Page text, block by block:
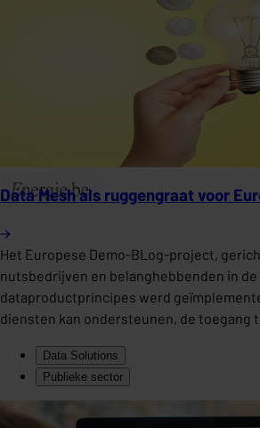
Data Mesh als ruggengraat voor
Het Europese Demo-BLog-project,
nutsbedrijven en belanghebbenden in
dataproductprincipes werd
diensten kan ondersteunen, de toegang
Data Solutions
Publieke sector